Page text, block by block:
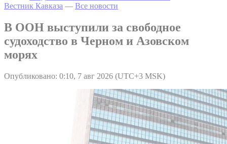
Вестник Кавказа — Все новости
В ООН выступили за свободное
судоходство в Черном и Азовском
морях
Опубликовано: 0:10, 7 авг 2026 (UTC+3 MSK)